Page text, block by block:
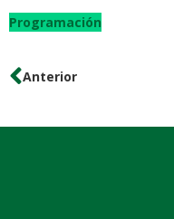
Programación
Anterior